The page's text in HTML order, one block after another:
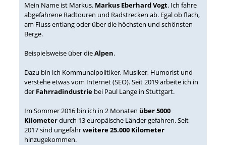
Mein Name ist Markus. Markus Eberhard Vogt. Ich fahre
abgefahrene Radtouren und Radstrecken ab. Egal ob flach,
am Fluss entlang oder über die höchsten und schönsten
Berge.
Beispielsweise über dieAlpen.
Dazu bin ich Kommunalpolitiker, Musiker, Humorist und
verstehe etwas vom Internet (SEO). Seit 2019 arbeite ich in
der Fahrradindustrie bei Paul Lange in Stuttgart.
Im Sommer 2016 bin ich in 2 Monaten über 5000
Kilometerdurch 13 europäische Länder gefahren. Seit
2017 sind ungefährweitere 25.000 Kilometer
hinzugekommen.